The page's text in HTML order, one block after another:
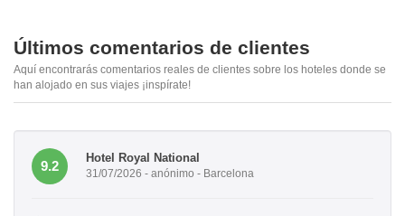
Últimos comentarios de clientes
Aquí encontrarás comentarios reales de clientes sobre los hoteles donde se
han alojado en sus viajes ¡inspírate!
9.2
Hotel Royal National
31/07/2026 - anónimo - Barcelona